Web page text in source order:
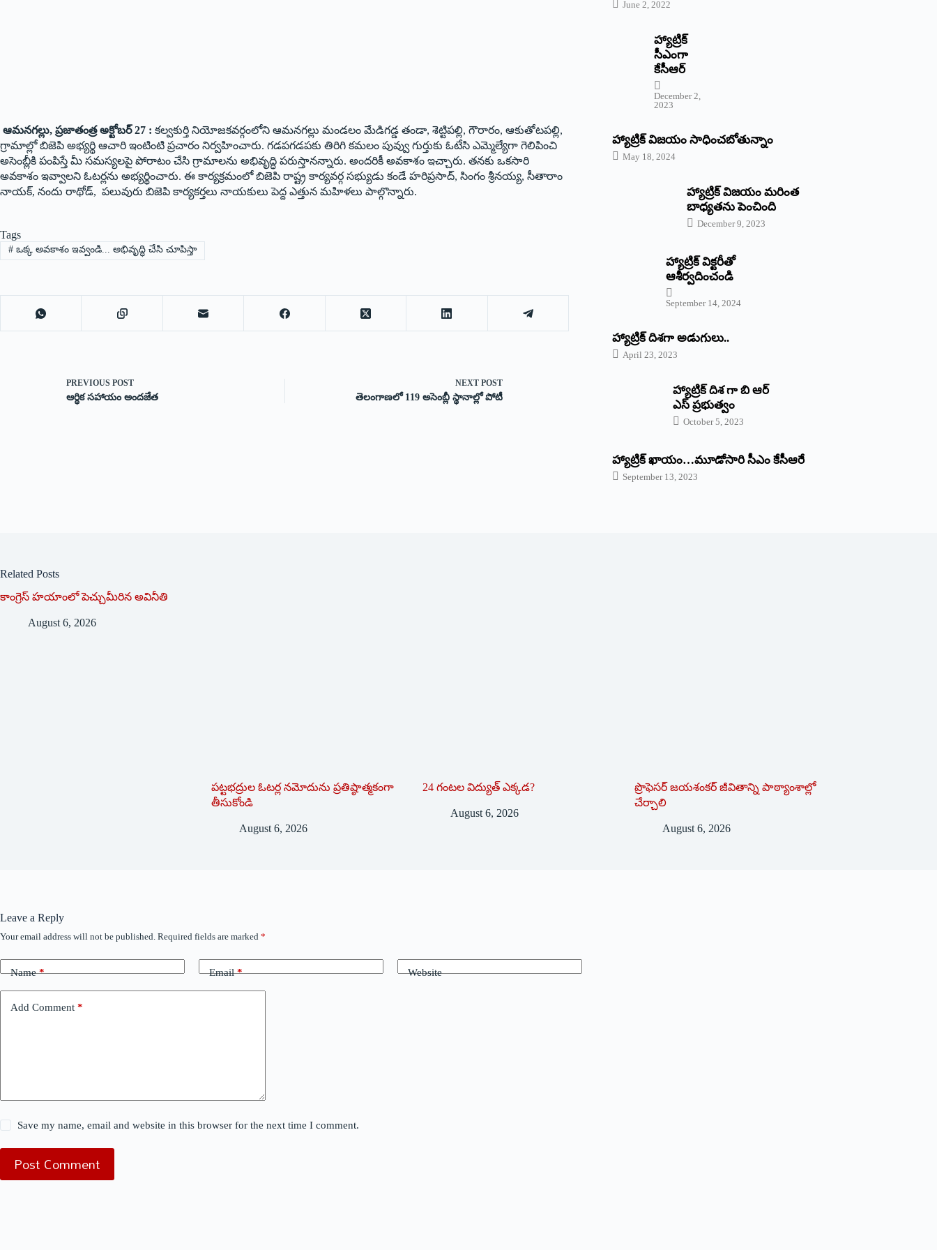
ఆమనగల్లు, ప్రజాతంత్ర అక్టోబర్ 27 : కల్వకుర్తి నియోజకవర్గంలోని ఆమనగల్లు మండలం మేడిగడ్డ తండా, శెట్టిపల్లి, గౌరారం, ఆకుతోటపల్లి,
గ్రామాల్లో బిజెపి అభ్యర్థి ఆచారి ఇంటింటి ప్రచారం నిర్వహించారు. గడపగడపకు తిరిగి కమలం పువ్వు గుర్తుకు ఓటేసి ఎమ్మెల్యేగా గెలిపించి
అసెంబ్లీకి పంపిస్తే మీ సమస్యలపై పోరాటం చేసి గ్రామాలను అభివృద్ధి పరుస్తానన్నారు. అందరికీ అవకాశం ఇచ్చారు. తనకు ఒకసారి
అవకాశం ఇవ్వాలని ఓటర్లను అభ్యర్థించారు. ఈ కార్యక్రమంలో బిజెపి రాష్ట్ర కార్యవర్గ సభ్యుడు కండే హరిప్రసాద్, సింగం శ్రీనయ్య, సీతారాం
నాయక్, నందు రాథోడ్, పలువురు బిజెపి కార్యకర్తలు నాయకులు పెద్ద ఎత్తున మహిళలు పాల్గొన్నారు.
Tags
#ఒక్క అవకాశం ఇవ్వండి... అభివృద్ధి చేసి చూపిస్తా
PREVIOUS POST
ఆర్థిక సహాయం అందజేత
NEXTPOST
తెలంగాణలో 119 అసెంబ్లీ స్థానాల్లో పోటీ
June 2, 2022
హ్యాట్రిక్‌
‌సీఎంగా
కేసీఆర్‌
December 2,
2023
హ్యాట్రిక్‌ విజయం సాధించబోతున్నాం
May 18, 2024
హ్యాట్రిక్ విజయం మరింత
బాధ్యతను పెంచింది
December 9, 2023
హ్యాట్రిక్‌ ‌విక్టరీతో
ఆశీర్వదించండి
September 14, 2024
‌హ్యాట్రిక్‌ ‌దిశగా అడుగులు..
April 23, 2023
హ్యాట్రిక్ దిశ గా బి ఆర్
ఎస్ ప్రభుత్వం
October 5, 2023
హ్యాట్రిక్‌ ‌ఖాయం…మూడోసారి సీఎం కేసీఆరే
September 13, 2023
Related Posts
కాంగ్రెస్ హయాంలో పెచ్చుమీరిన అవినీతి
August 6, 2026
పట్టభద్రుల ఓటర్ల నమోదును ప్రతిష్ఠాత్మకంగా
తీసుకోండి
August 6, 2026
24 గంటల విద్యుత్ ఎక్కడ?
August 6, 2026
ప్రొఫెసర్ జయశంకర్ జీవితాన్ని పాఠ్యాంశాల్లో
చేర్చాలి
August 6, 2026
Leave a Reply
Your email address will not be published. Required fields are marked *
Name* Email* Website
Add Comment *
Save my name, email and website in this browser for the next time I comment.
Post Comment